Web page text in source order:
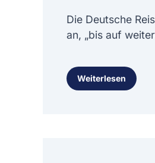
Die Deutsche
an, „bis auf
Weiterlesen